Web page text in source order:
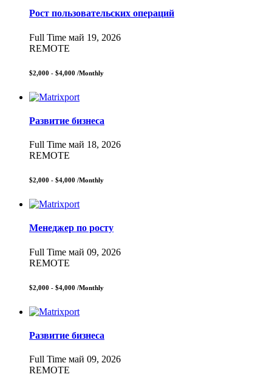
Рост пользовательских операций
Full Time май 19, 2026
REMOTE
$2,000 - $4,000 /Monthly
Развитие бизнеса
Full Time май 18, 2026
REMOTE
$2,000 - $4,000 /Monthly
Менеджер по росту
Full Time май 09, 2026
REMOTE
$2,000 - $4,000 /Monthly
Развитие бизнеса
Full Time май 09, 2026
REMOTE